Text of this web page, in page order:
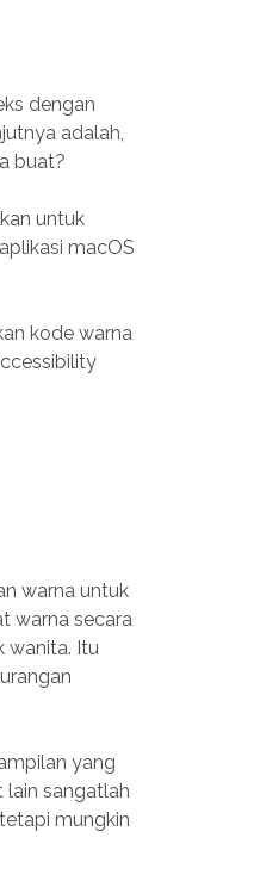
dengan
adalah,
buat?
untuk
macOS
kode warna
warna untuk
warna secara
wanita. Itu
yang
lain sangatlah
mungkin